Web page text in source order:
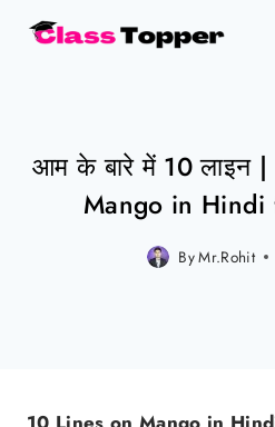
आम के बारे में 10 लाइन
Mango in Hindi
ByMr.Rohit